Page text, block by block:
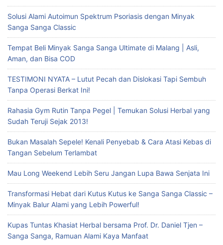
Solusi Alami Autoimun Spektrum Psoriasis dengan Minyak
Sanga Sanga Classic
Tempat Beli Minyak Sanga Sanga Ultimate di Malang | Asli,
Aman, dan Bisa COD
TESTIMONI NYATA – Lutut Pecah dan Dislokasi Tapi Sembuh
Tanpa Operasi Berkat Ini!
Rahasia Gym Rutin Tanpa Pegel | Temukan Solusi Herbal yang
Sudah Teruji Sejak 2013!
Bukan Masalah Sepele! Kenali Penyebab & Cara Atasi Kebas di
Tangan Sebelum Terlambat
Mau Long Weekend Lebih Seru Jangan Lupa Bawa Senjata Ini
Transformasi Hebat dari Kutus Kutus ke Sanga Sanga Classic –
Minyak Balur Alami yang Lebih Powerful!
Kupas Tuntas Khasiat Herbal bersama Prof. Dr. Daniel Tjen –
Sanga Sanga, Ramuan Alami Kaya Manfaat